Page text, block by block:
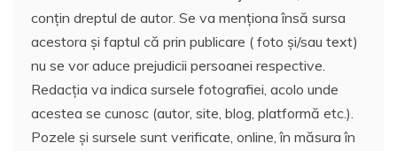
conțin dreptul de autor. Se va menționa însă sursa
acestora și faptul că prin publicare ( foto și/sau text)
nu se vor aduce prejudicii persoanei respective.
Redacția va indica sursele fotografiei, acolo unde
acestea se cunosc (autor, site, blog, platformă etc.).
Pozele și sursele sunt verificate, online, în măsura în